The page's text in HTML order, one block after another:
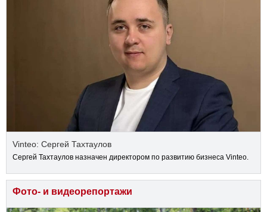
Vinteo: Сергей Тахтаулов
Сергей Тахтаулов назначен директором по развитию бизнеса Vinteo.
Фото- и видеорепортажи